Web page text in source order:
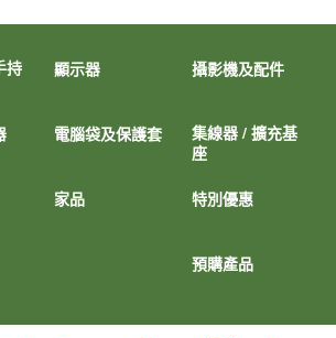
持 顯示器 攝影機及配件
電腦袋及保護套
集線器 / 擴充基
座
家品 特別優惠
預購產品